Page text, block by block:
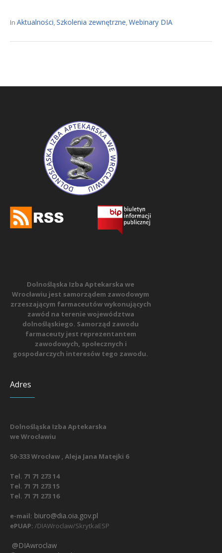
In Aktualności,Szkolenia zewnętrzne,Webinary DIA
Dolnośląska Izba Aptekarska we
Wrocławiu jest samorządem zawodowym
zrzeszającym farmaceutów wykonujących
zawód na terenie województwa
dolnośląskiego. Samorząd zawodu
farmaceuty jest reprezentantem
zawodowych, społecznych i
gospodarczych interesów tego zawodu.
Adres
Dolnośląska Izba Aptekarska
we Wrocławiu
50-333 Wrocław , Aleja Jana Matejki 6
Tel. 71 71 273 14
Tel. 71 71 273 15
Tel. 71 71 273 16
e-mail: biuro@dia.oia.gov.pl
ePUAP: /DIAWroclaw/SkrytkaESP
@DIAwroclaw